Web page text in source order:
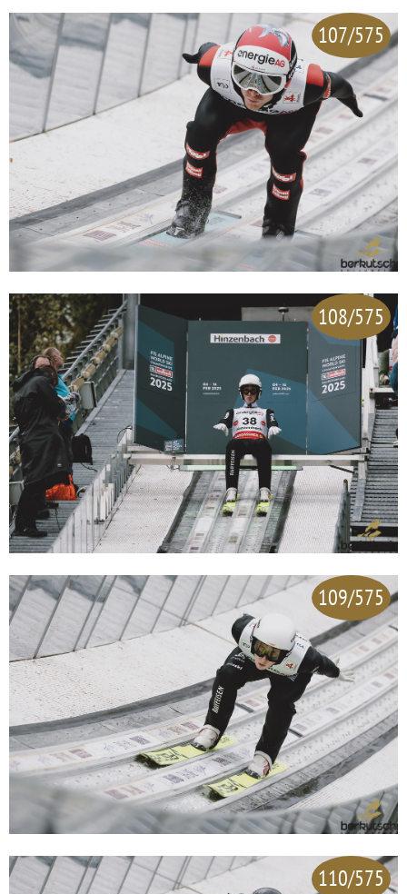
107/575
108/575
109/575
110/575